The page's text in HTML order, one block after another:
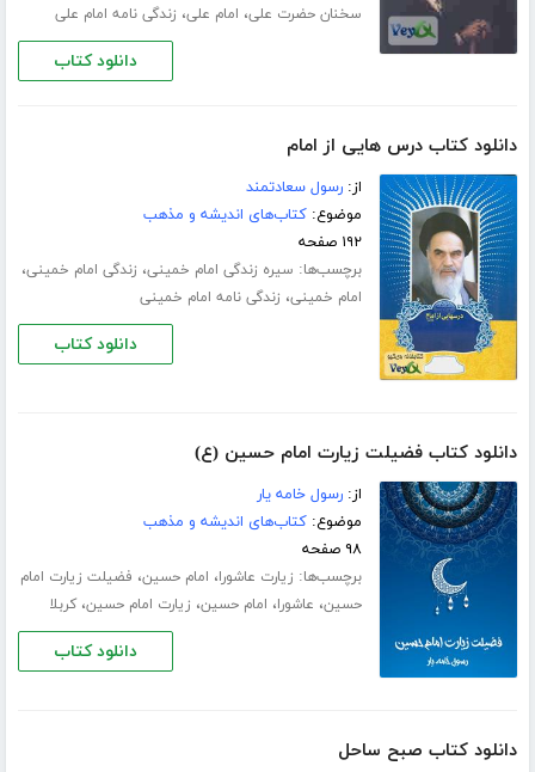
سخنان حضرت علی، امام علی، زندگی نامه امام علی
دانلود کتاب
دانلود کتاب درس هایی از امام
از:رسول سعادتمند
موضوع:کتاب‌های اندیشه و مذهب
۱۹۲ صفحه
برچسب‌ها: سیره زندگی امام خمینی، زندگی امام خمینی،
امام خمینی، زندگی نامه امام خمینی
دانلود کتاب
دانلود کتاب فضیلت زیارت امام حسین (ع)
از:رسول خامه یار
موضوع:کتاب‌های اندیشه و مذهب
۹۸ صفحه
برچسب‌ها: زیارت عاشورا، امام حسین، فضیلت زیارت امام
حسین، عاشورا، امام حسین، زیارت امام حسین،کربلا
دانلود کتاب
دانلود کتاب صبح ساحل